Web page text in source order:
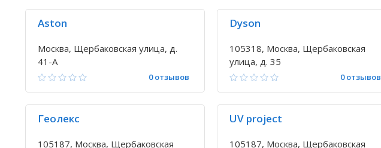
Aston
Москва, Щербаковская улица, д.
41-А
0 отзывов
Dyson
105318, Москва, Щербаковская
улица, д. 35
0 отзывов
Геолекс
105187, Москва, Щербаковская
UV project
105187, Москва, Щербаковская